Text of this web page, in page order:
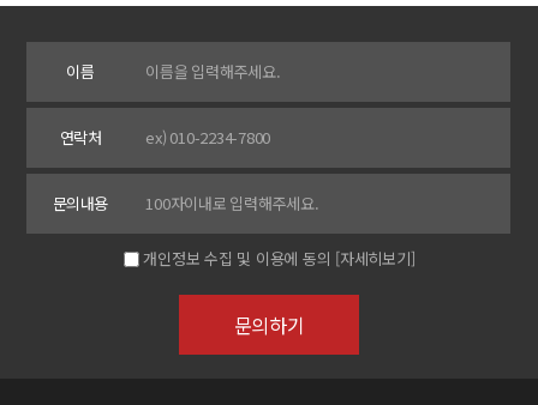
이름
연락처
문의내용
개인정보 수집 및 이용에 동의 [자세히보기]